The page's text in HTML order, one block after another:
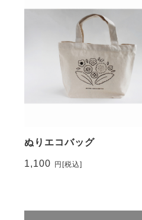
ぬりエコバッグ
1,100 円[税込]